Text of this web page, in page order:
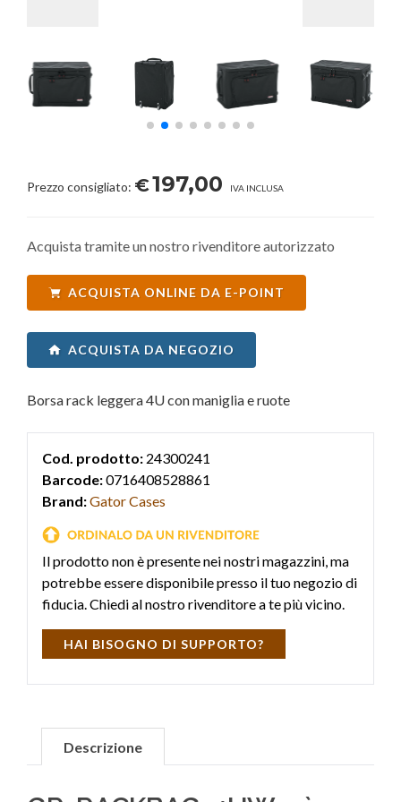
Prezzo consigliato: €197,00 IVA INCLUSA
Acquista tramite un nostro rivenditore autorizzato
ACQUISTA ONLINE DA E-POINT
ACQUISTA DA NEGOZIO
Borsa rack leggera 4U con maniglia e ruote
Cod. prodotto: 24300241
Barcode:0716408528861
Brand:Gator Cases
Il prodotto non è presente nei nostri magazzini, ma
potrebbe essere disponibile presso il tuo negozio di
fiducia. Chiedi al nostro rivenditore a te più vicino.
HAI BISOGNO DI SUPPORTO?
Descrizione